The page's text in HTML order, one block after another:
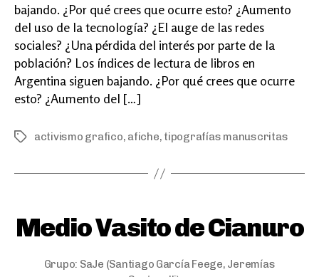
bajando. ¿Por qué crees que ocurre esto? ¿Aumento
del uso de la tecnología? ¿El auge de las redes
sociales? ¿Una pérdida del interés por parte de la
población? Los índices de lectura de libros en
Argentina siguen bajando. ¿Por qué crees que ocurre
esto? ¿Aumento del […]
Etiquetas
activismo grafico, afiche, tipografías manuscritas
Medio Vasito de Cianuro
Grupo: SaJe (Santiago García Feege, Jeremías